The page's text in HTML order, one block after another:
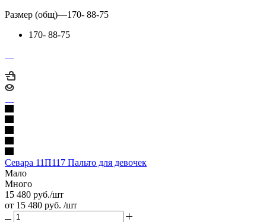
Размер (общ)—170- 88-75
170- 88-75
Севара 11П117 Пальто для девочек
Мало
Много
15 480 руб./шт
от 15 480 руб. /шт